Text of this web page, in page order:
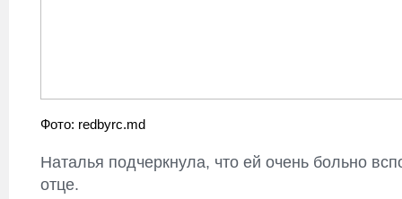
Фото: redbyrc.md
Наталья подчеркнула, что ей очень больно
отце.